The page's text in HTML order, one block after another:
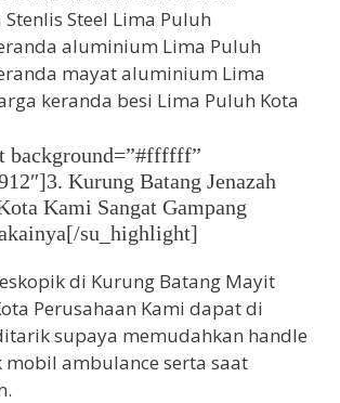
background=”#ffffff”
Kurung Batang Jenazah
Kami Sangat Gampang
su_highlight]
di Kurung Batang Mayit
Perusahaan Kami dapat di
supaya memudahkan handle
mobil ambulance serta saat